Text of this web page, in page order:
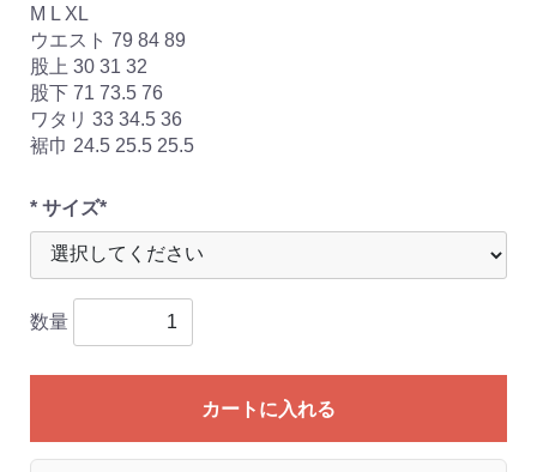
M L XL
ウエスト 79 84 89
股上 30 31 32
股下 71 73.5 76
ワタリ 33 34.5 36
裾巾 24.5 25.5 25.5
* サイズ*
数量
カートに入れる